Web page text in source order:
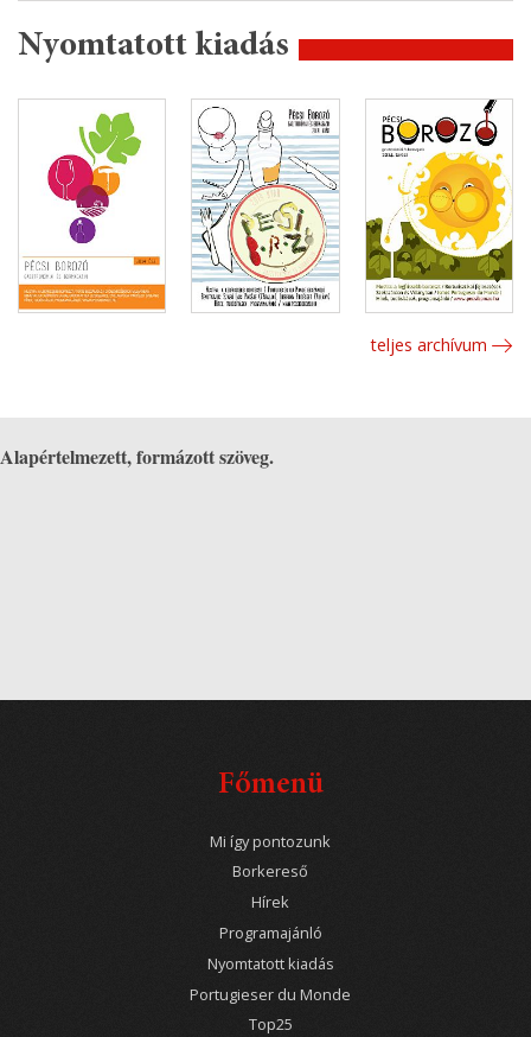
Nyomtatott kiadás
teljes archívum
Alapértelmezett, formázott szöveg.
Főmenü
Mi így pontozunk
Borkereső
Hírek
Programajánló
Nyomtatott kiadás
Portugieser du Monde
Top25